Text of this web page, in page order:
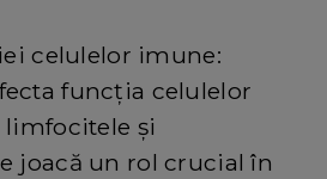
celulelor imune:
funcția celulelor
și
joacă un rol crucial în